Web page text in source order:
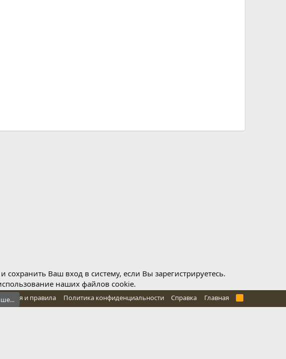
и правила Политика конфиденциальности Справка Главная
R
Ваш вход в систему, если Вы зарегистрируетесь.
наших файлов cookie.